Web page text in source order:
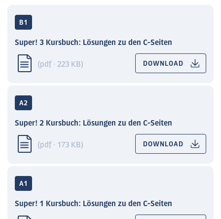
B1
Super! 3 Kursbuch: Lösungen zu den C-Seiten
(pdf · 223 KB) DOWNLOAD
A2
Super! 2 Kursbuch: Lösungen zu den C-Seiten
(pdf · 173 KB) DOWNLOAD
A1
Super! 1 Kursbuch: Lösungen zu den C-Seiten